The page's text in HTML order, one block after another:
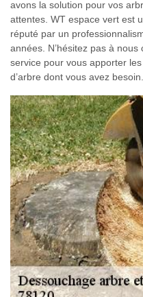
avons la solution pour vos
attentes. WT espace vert est
réputé par un
années. N’hésitez pas à
service pour vous apporter
d’arbre dont vous avez besoin.